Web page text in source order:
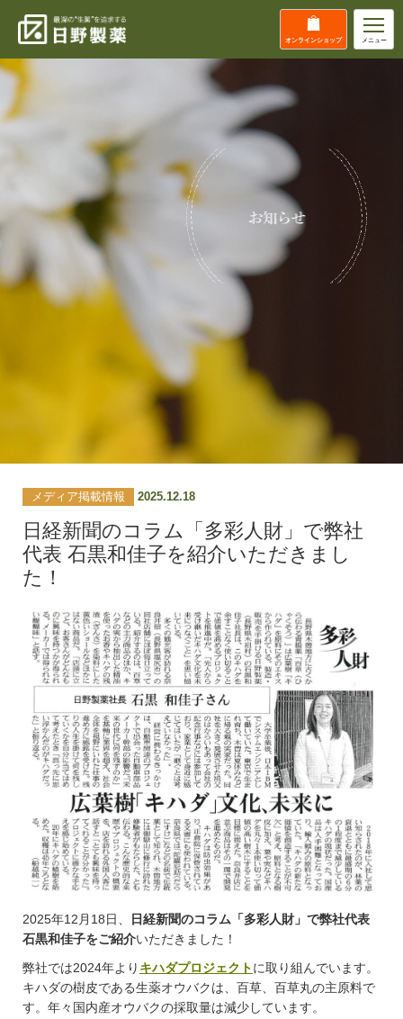
オンラインショップ メニュー
メディア掲載情報 2025.12.18
日経新聞のコラム「多彩人財」で弊社
代表 石黒和佳子を紹介いただきまし
た！
2025年12月18日、
日経新聞のコラム「多彩人財」で弊社代表
石黒和佳子をご紹介いただきました！
弊社では2024年より キハダプロジェクトに取り組んでいます。
キハダの樹皮である生薬オウバクは、百草、百草丸の主原料で
す。年々国内産オウバクの採取量は減少しています。